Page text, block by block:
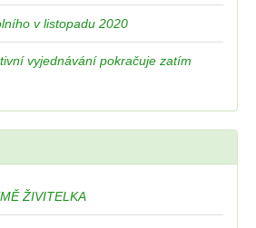
v listopadu 2020
vyjednávání pokračuje zatím
ŽIVITELKA